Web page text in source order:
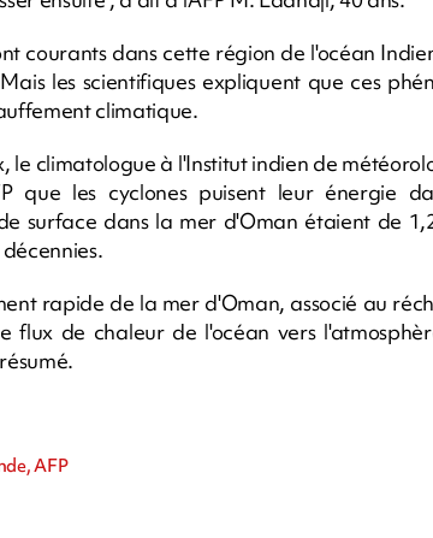
courants dans cette région de l'océan
les scientifiques expliquent que ces
climatique.
le climatologue à l'Institut indien de
que les cyclones puisent leur énergie
surface dans la mer d'Oman étaient de
rapide de la mer d'Oman, associé au
flux de chaleur de l'océan vers
AFP